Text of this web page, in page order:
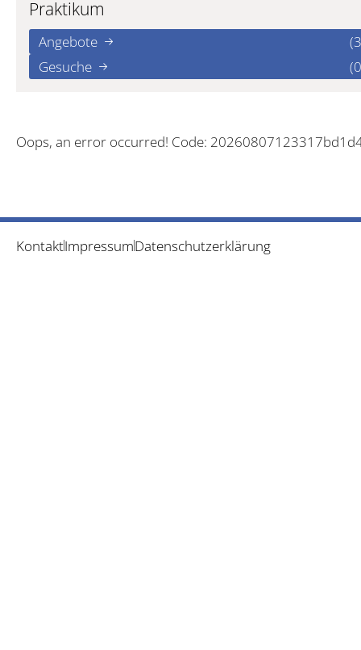
Praktikum
Angebote
Gesuche
Oops, an error occurred! Code:
KontaktImpressumDatenschutzerklärung